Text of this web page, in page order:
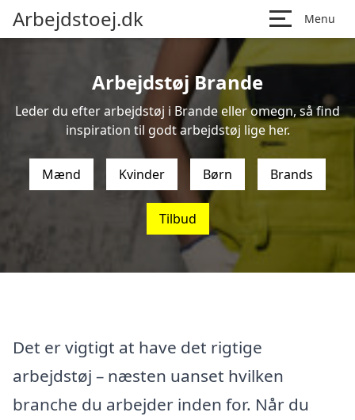
Arbejdstoej.dk Menu
Arbejdstøj Brande
Leder du efter arbejdstøj i Brande eller omegn, så find
inspiration til godt arbejdstøj lige her.
Mænd Kvinder Børn Brands
Tilbud
Det er vigtigt at have det rigtige
arbejdstøj – næsten uanset hvilken
branche du arbejder inden for. Når du